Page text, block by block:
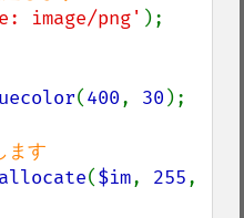
image/png' );
(400, 30 );
($im, 255